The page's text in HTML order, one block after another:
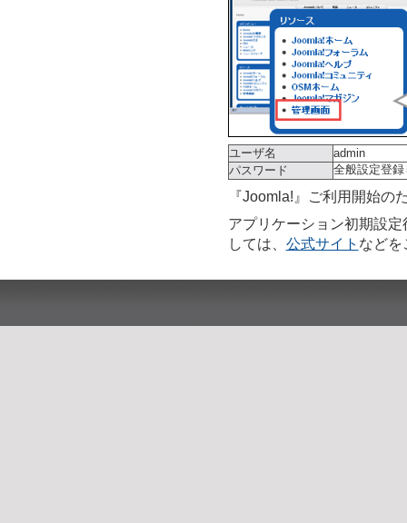
ユーザ名
admin
パスワード
全般設定登
『Joomla!』ご利用開始の
アプリケーション初期設
しては、 公式サイト などを